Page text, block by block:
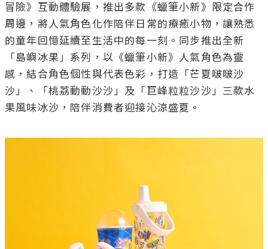
冒險》互動體驗展，推出多款《蠟筆小新》限定合作
周邊，將人氣角色化作陪伴日常的療癒小物，讓熟悉
的童年回憶延續至生活中的每一刻。同步推出全新
「島嶼冰果」系列，以《蠟筆小新》人氣角色為靈
感，結合角色個性與代表色彩，打造「芒夏啵啵沙
沙」、「桃荔動動沙沙」及「巨峰粒粒沙沙」三款水
果風味冰沙，陪伴消費者迎接沁涼盛夏。